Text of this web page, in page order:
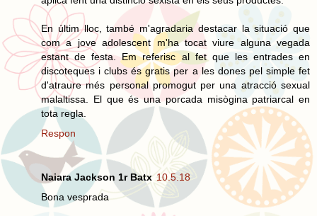
En últim lloc, també m'agradaria destacar la situació que
com a jove adolescent m'ha tocat viure alguna vegada
estant de festa. Em referisc al fet que les entrades en
discoteques i clubs és gratis per a les dones pel simple fet
d'atraure més personal promogut per una atracció sexual
malaltissa. El que és una porcada misògina patriarcal en
tota regla.
Respon
Naiara Jackson 1r Batx 10.5.18
Bona vesprada